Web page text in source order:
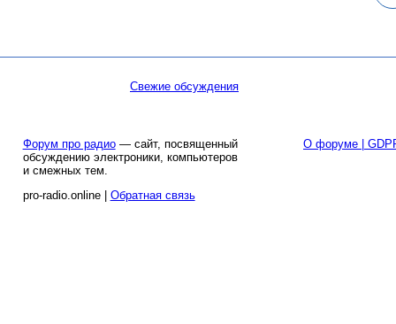
Свежие обсуждения
Форум про радио— сайт, посвященный
обсуждению электроники, компьютеров
и смежных тем.
pro-radio.online | Обратная связь
О форуме |